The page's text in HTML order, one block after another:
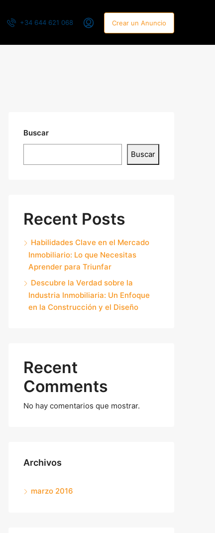
+34 644 621 068 Crear un Anuncio
Buscar
Buscar
Recent Posts
Habilidades Clave en el Mercado
Inmobiliario: Lo que Necesitas
Aprender para Triunfar
Descubre la Verdad sobre la
Industria Inmobiliaria: Un Enfoque
en la Construcción y el Diseño
Recent
Comments
No hay comentarios que mostrar.
Archivos
marzo 2016